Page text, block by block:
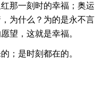
那一刻时的幸福；奥运
为什么？为的是永不言
望，这就是幸福。
；是时刻都在的。